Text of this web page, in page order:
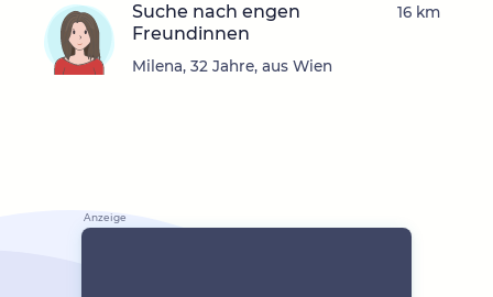
Suche nach engen
Freundinnen
Milena, 32 Jahre, aus Wien
16 km